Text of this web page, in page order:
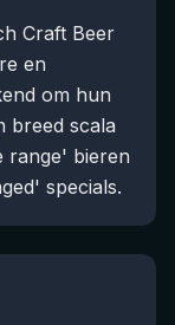
Craft Beer
en
om hun
breed scala
range' bieren
specials.